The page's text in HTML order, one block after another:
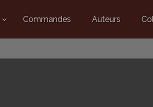
Commandes Auteurs